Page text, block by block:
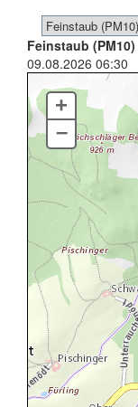
Feinstaub (PM10)
09.08.2026 06:30
+
–